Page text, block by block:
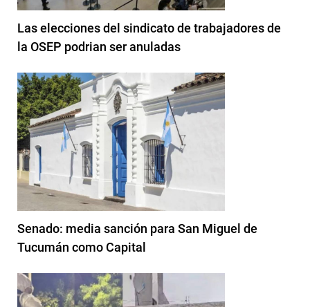
Las elecciones del sindicato de trabajadores de
la OSEP podrian ser anuladas
Senado: media sanción para San Miguel de
Tucumán como Capital